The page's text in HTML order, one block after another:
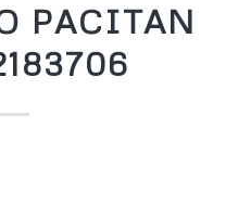
PACITAN